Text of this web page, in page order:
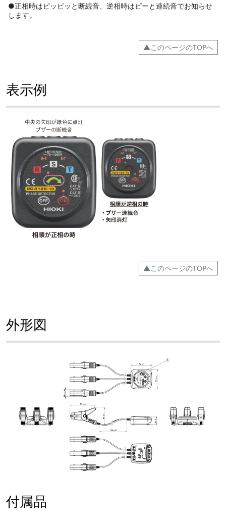
●正相時はピッピッと断続音、逆相時はピーと連続音でお知らせ
します。
▲このページのTOPへ
表示例
▲このページのTOPへ
外形図
付属品